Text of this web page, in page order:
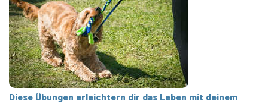
Diese Übungen erleichtern dir das Leben mit deinem